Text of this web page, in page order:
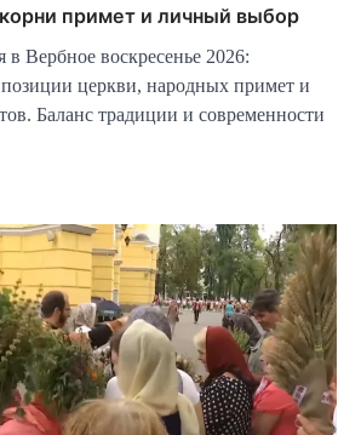
примет и личный выбор
Вербное воскресенье 2026:
церкви, народных примет и
Баланс традиции и современности